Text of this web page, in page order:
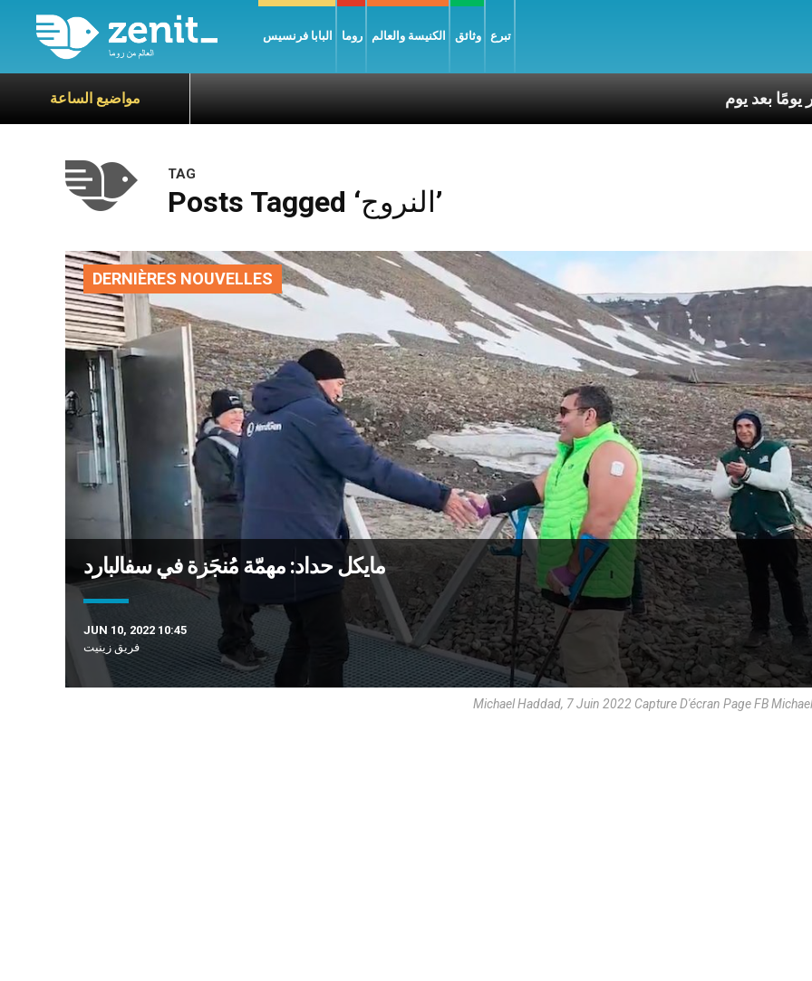
البابا فرنسيس روما الكنيسة والعالم وثائق تبرع
مواضيع الساعة
TAG
Posts Tagged ‘النروج’
DERNIÈRES NOUVELLES
مايكل حداد: مهمّة مُنجَزة في سفالبارد
JUN 10, 2022 10:45
فريق زينيت
Michael Haddad, 7 Juin 2022 Capture D'écran Page FB